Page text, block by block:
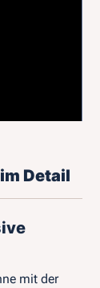
Detail
mit der